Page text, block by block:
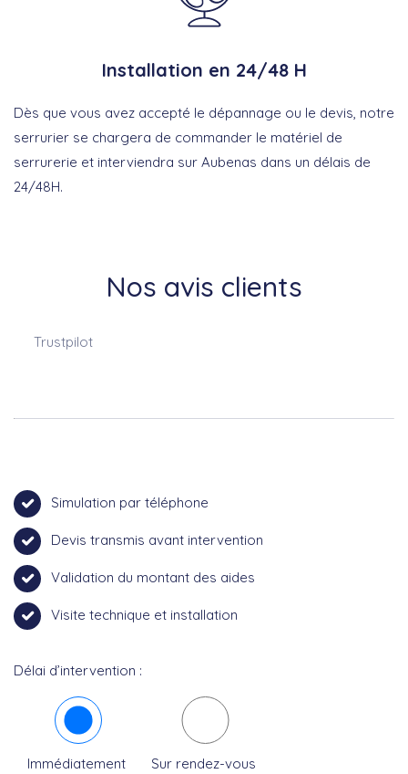
Installation en 24/48 H
Dès que vous avez accepté le dépannage ou le devis, notre
serrurier se chargera de commander le matériel de
serrurerie et interviendra sur Aubenas dans un délais de
24/48H.
Nos avis clients
Trustpilot
Simulation par téléphone
Devis transmis avant intervention
Validation du montant des aides
Visite technique et installation
Délai d’intervention :
Immédiatement Sur rendez-vous